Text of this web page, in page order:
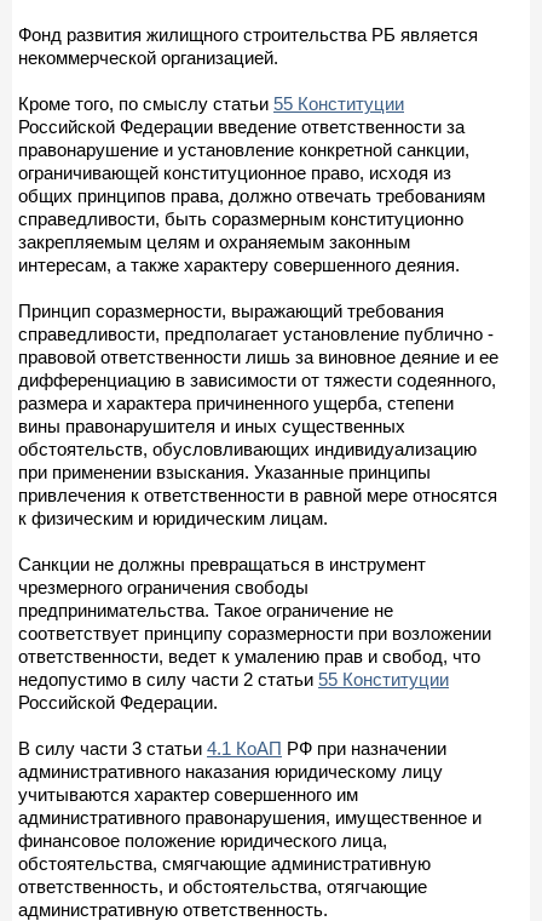
Фонд развития жилищного строительства РБ является
некоммерческой организацией.
Кроме того, по смыслу статьи 55 Конституции
Российской Федерации введение ответственности за
правонарушение и установление конкретной санкции,
ограничивающей конституционное право, исходя из
общих принципов права, должно отвечать требованиям
справедливости, быть соразмерным конституционно
закрепляемым целям и охраняемым законным
интересам, а также характеру совершенного деяния.
Принцип соразмерности, выражающий требования
справедливости, предполагает установление публично -
правовой ответственности лишь за виновное деяние и ее
дифференциацию в зависимости от тяжести содеянного,
размера и характера причиненного ущерба, степени
вины правонарушителя и иных существенных
обстоятельств, обусловливающих индивидуализацию
при применении взыскания. Указанные принципы
привлечения к ответственности в равной мере относятся
к физическим и юридическим лицам.
Санкции не должны превращаться в инструмент
чрезмерного ограничения свободы
предпринимательства. Такое ограничение не
соответствует принципу соразмерности при возложении
ответственности, ведет к умалению прав и свобод, что
недопустимо в силу части 2 статьи 55 Конституции
Российской Федерации.
В силу части 3 статьи 4.1 КоАП РФ при назначении
административного наказания юридическому лицу
учитываются характер совершенного им
административного правонарушения, имущественное и
финансовое положение юридического лица,
обстоятельства, смягчающие административную
ответственность, и обстоятельства, отягчающие
административную ответственность.